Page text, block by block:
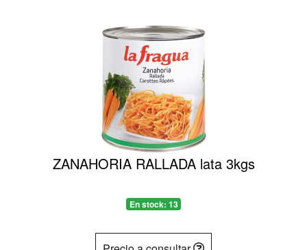
ZANAHORIA RALLADA lata 3kgs
En stock: 13